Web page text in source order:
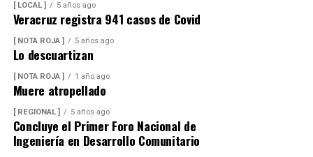
[ LOCAL ] 5 años ago
Veracruz registra 941 casos de Covid
[ NOTA ROJA ] 5 años ago
Lo descuartizan
[ NOTA ROJA ] 1 año ago
Muere atropellado
[ REGIONAL ] 5 años ago
Concluye el Primer Foro Nacional de
Ingeniería en Desarrollo Comunitario